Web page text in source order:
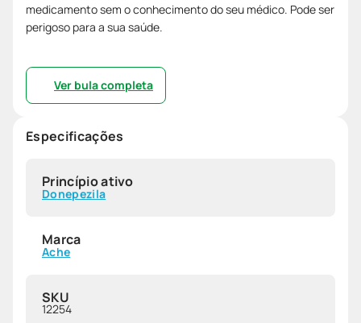
medicamento sem o conhecimento do seu médico. Pode ser
perigoso para a sua saúde.
Ver bula completa
Especificações
Princípio ativo
Donepezila
Marca
Ache
SKU
12254